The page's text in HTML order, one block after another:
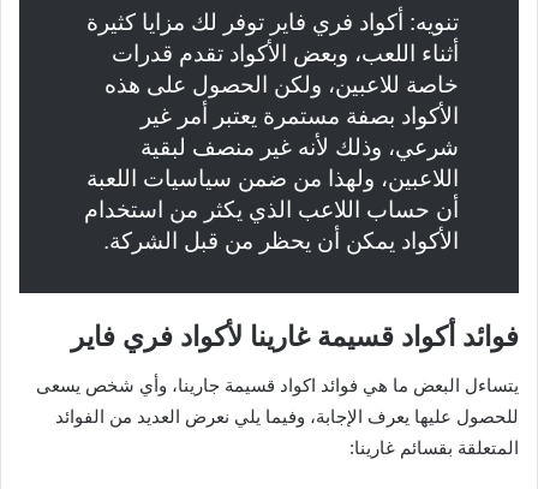
تنويه: أكواد فري فاير توفر لك مزايا كثيرة
أثناء اللعب، وبعض الأكواد تقدم قدرات
خاصة للاعبين، ولكن الحصول على هذه
الأكواد بصفة مستمرة يعتبر أمر غير
شرعي، وذلك لأنه غير منصف لبقية
اللاعبين، ولهذا من ضمن سياسيات اللعبة
أن حساب اللاعب الذي يكثر من استخدام
الأكواد يمكن أن يحظر من قبل الشركة.
فوائد أكواد قسيمة غارينا لأكواد فري فاير
يتساءل البعض ما هي فوائد اكواد قسيمة جارينا، وأي شخص يسعى
للحصول عليها يعرف الإجابة، وفيما يلي نعرض العديد من الفوائد
المتعلقة بقسائم غارينا: